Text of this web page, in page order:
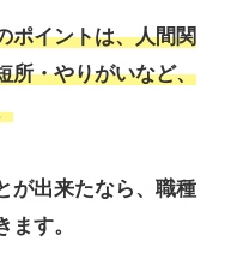
ポイントは、人間関
所・やりがいなど、
が出来たなら、職種
す。